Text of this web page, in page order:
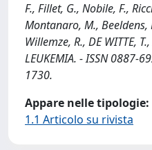
F., Fillet, G., Nobile, F.,
Montanaro, M., Beeldens,
Willemze, R., DE WITTE,
LEUKEMIA. - ISSN 0887-
1730.
Appare nelle tipologie:
1.1 Articolo su rivista